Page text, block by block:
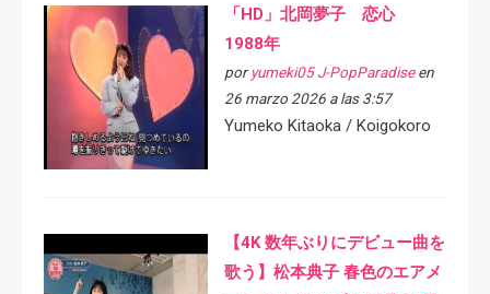
「HD」北岡夢子 恋心
1988年
por yumeki05 J-PopParadiseen
26 marzo 2026 a las 3:57
Yumeko Kitaoka / Koigokoro
【4K 数年ぶりにデビュー曲を
歌う】松本典子 春色のエアメ